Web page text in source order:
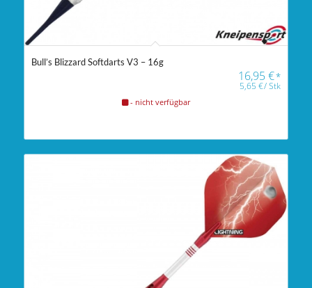
Bull’s Blizzard Softdarts V3 – 16g
16,95€*
5,65€/Stk
- nicht verfügbar